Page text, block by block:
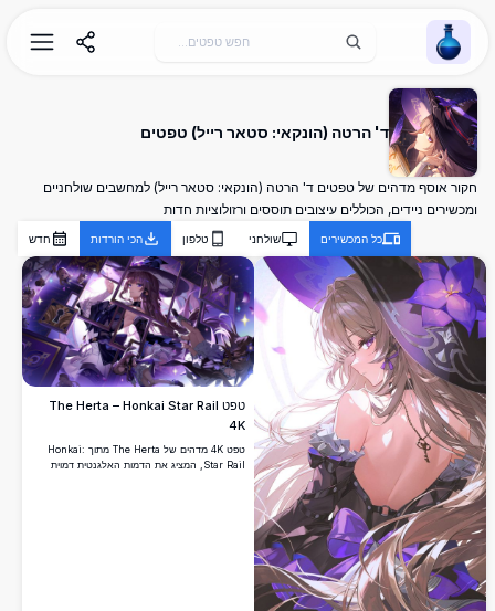
Wallpaper Alchemy
ד' הרטה (הונקאי: סטאר רייל) טפטים
חקור אוסף מדהים של טפטים ד' הרטה (הונקאי: סטאר רייל) למחשבים שולחניים
ומכשירים ניידים, הכוללים עיצובים תוססים ורזולוציות חדות
כל המכשירים שולחני טלפון הכי הורדות חדש
טפט The Herta – Honkai Star Rail
4K
טפט 4K מדהים של The Herta מתוך Honkai:
Star Rail, המציג את הדמות האלגנטית דמוית